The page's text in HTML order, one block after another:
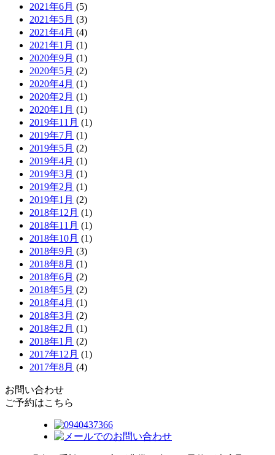
2021年6月 (5)
2021年5月 (3)
2021年4月 (4)
2021年1月 (1)
2020年9月 (1)
2020年5月 (2)
2020年4月 (1)
2020年2月 (1)
2020年1月 (1)
2019年11月 (1)
2019年7月 (1)
2019年5月 (2)
2019年4月 (1)
2019年3月 (1)
2019年2月 (1)
2019年1月 (2)
2018年12月 (1)
2018年11月 (1)
2018年10月 (1)
2018年9月 (3)
2018年8月 (1)
2018年6月 (2)
2018年5月 (2)
2018年4月 (1)
2018年3月 (2)
2018年2月 (1)
2018年1月 (2)
2017年12月 (1)
2017年8月 (4)
お問い合わせ
ご予約はこちら